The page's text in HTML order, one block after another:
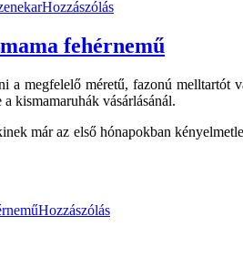
Hozzászólás
fehérnemű
megfelelő méretű, fazonú
kismamaruhák vásárlásánál.
már az első hónapokban
Hozzászólás